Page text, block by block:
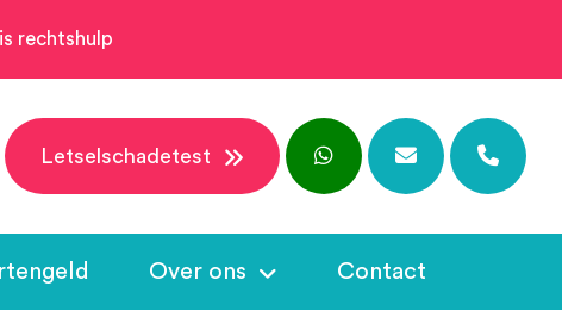
rechtshulp
Letselschadetest
Over ons Contact